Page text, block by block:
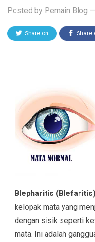
Posted by Pemain Blog —
Share on Share
Blepharitis (Blefaritis)
kelopak mata yang
dengan sisik seperti
mata. Ini adalah